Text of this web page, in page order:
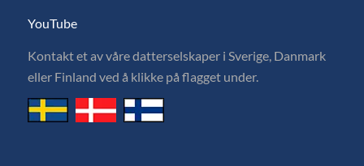
YouTube
Kontakt et av våre datterselskaper i Sverige, Danmark
eller Finland ved å klikke på flagget under.